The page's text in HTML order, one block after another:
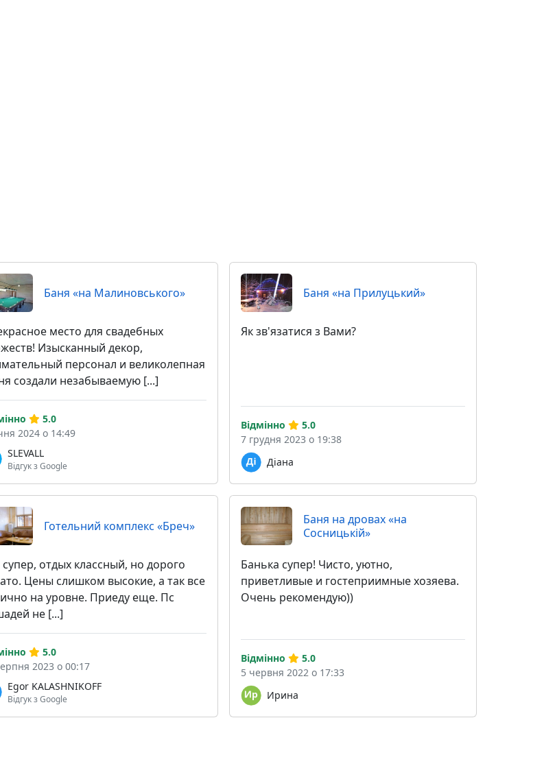
Баня «на Малиновського»
место для свадебных
Изысканный декор,
персонал и великолепная
создали незабываемую [...]
SLEVALL
Відгук з Google
5.0
2024 о 14:49
Баня «на Прилуцький»
Як зв'язатися з Вами?
Діана
Відмінно
5.0
7 грудня 2023 о 19:38
Готельний комплекс «Бреч»
супер, отдых классный, но дорого
Цены слишком высокие, а так все
на уровне. Приеду еще. Пс
не [...]
Egor KALASHNIKOFF
Відгук з Google
5.0
2023 о 00:17
Баня на дровах «на
Сосницькій»
Банька супер! Чисто, уютно,
приветливые и гостеприимные хозяева.
Очень рекомендую))
Ирина
Відмінно
5.0
5 червня 2022 о 17:33